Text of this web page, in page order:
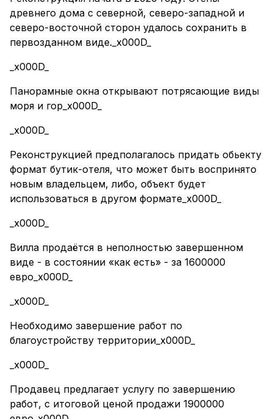
древнего дома с северной, северо-западной и
северо-восточной сторон удалось сохранить в
первозданном виде._x000D_
_x000D_
Панорамные окна открывают потрясающие виды
моря и гор_x000D_
_x000D_
Реконструкцией предполагалось придать обьекту
формат бутик-отеля, что может быть воспринято
новым владельцем, либо, объект будет
использоваться в другом формате_x000D_
_x000D_
Вилла продаётся в неполностью завершенном
виде - в состоянии «как есть» - за 1600000
евро_x000D_
_x000D_
Необходимо завершение работ по
благоустройству территории_x000D_
_x000D_
Продавец предлагает услугу по завершению
работ, с итоговой ценой продажи 1900000